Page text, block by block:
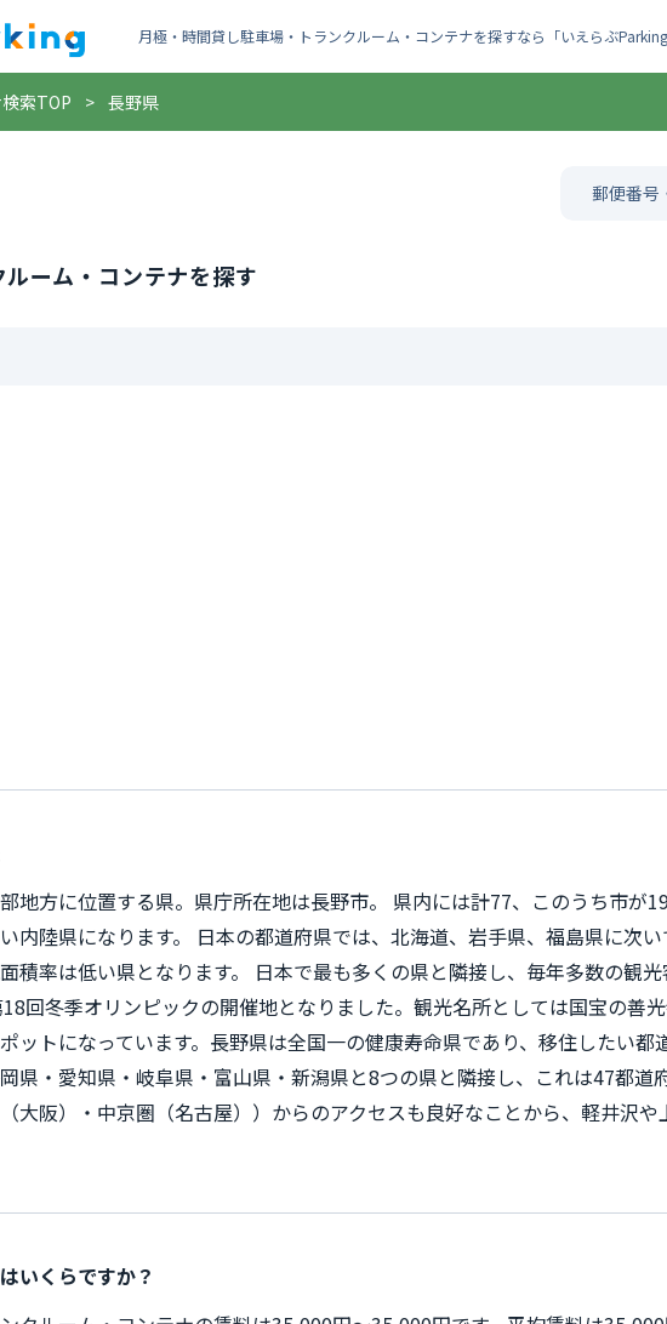
月極・時間貸し駐車場・トランクルーム・コンテナを探すなら「いえらぶParking
索TOP 長野県
ーム・コンテナを探す
地方に位置する県。県庁所在地は長野市。 県内には計77、このうち市が
内陸県になります。 日本の都道府県では、北海道、岩手県、福島県に次
積率は低い県となります。 日本で最も多くの県と隣接し、毎年多数の観
回冬季オリンピックの開催地となりました。観光名所としては国宝の善
ットになっています。長野県は全国一の健康寿命県であり、移住したい
県・愛知県・岐阜県・富山県・新潟県と8つの県と隣接し、これは47都
大阪）・中京圏（名古屋））からのアクセスも良好なことから、軽井沢
いくらですか？